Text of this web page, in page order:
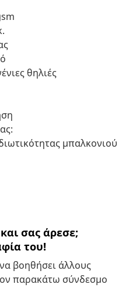
θηλιές
μπαλκονιού
σας άρεσε;
του!
βοηθήσει άλλους
παρακάτω σύνδεσμο